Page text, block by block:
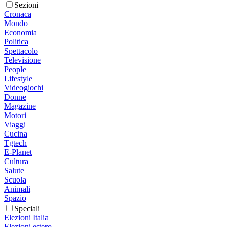
Sezioni
Cronaca
Mondo
Economia
Politica
Spettacolo
Televisione
People
Lifestyle
Videogiochi
Donne
Magazine
Motori
Viaggi
Cucina
Tgtech
E-Planet
Cultura
Salute
Scuola
Animali
Spazio
Speciali
Elezioni Italia